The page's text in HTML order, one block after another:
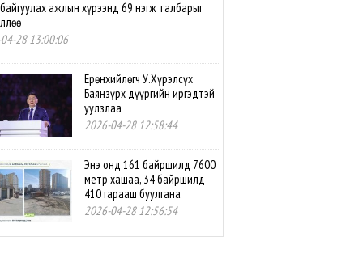
байгуулах ажлын хүрээнд 69 нэгж талбарыг
28 13:00:06
Ерөнхийлөгч У.Хүрэлсүх
Баянзүрх дүүргийн иргэдтэй
уулзлаа
2026-04-28 12:58:44
Энэ онд 161 байршилд 7600
метр хашаа, 34 байршилд
410 гарааш буулгана
2026-04-28 12:56:54